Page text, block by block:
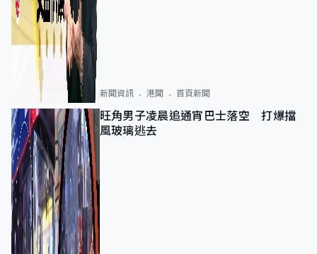
新聞資訊 港聞 首頁新聞
旺角男子凌晨追通宵巴士落空 打爆擋
風玻璃逃去